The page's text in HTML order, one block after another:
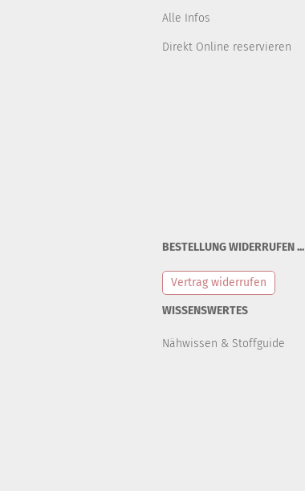
Alle Infos
Direkt Online reservieren
BESTELLUNG WIDERRUFEN ...
Vertrag widerrufen
WISSENSWERTES
Nähwissen & Stoffguide